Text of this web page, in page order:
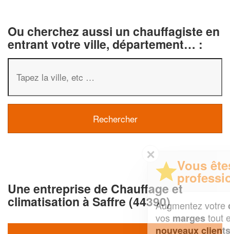
Ou cherchez aussi un chauffagiste en
entrant votre ville, département… :
Une entreprise de Chauffage et
climatisation à Saffre (44390)
Vous êtes un
professionnel ?
Augmentez votrechiffre d'affaireset
tout en gagnant de